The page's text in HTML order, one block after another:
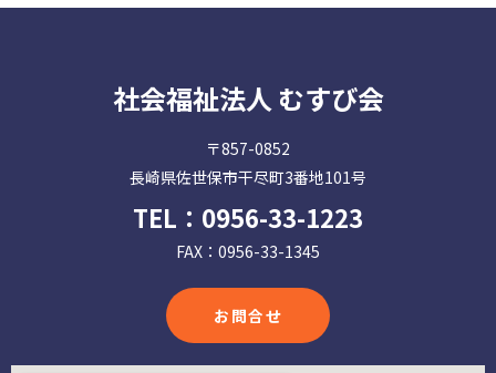
社会福祉法人 むすび会
〒857-0852
長崎県佐世保市干尽町3番地101号
TEL： 0956-33-1223
FAX：0956-33-1345
お問合せ